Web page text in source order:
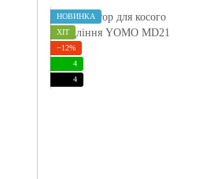
НОВИНКА
ХІТ
−12%
4
4